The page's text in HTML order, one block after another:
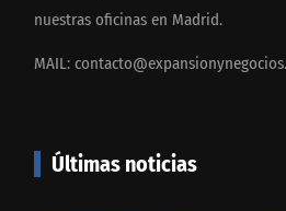
nuestras oficinas en Madrid.
MAIL:
Últimas noticias